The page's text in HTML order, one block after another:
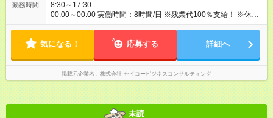
勤務時間
8:30～17:30
00:00～00:00 実働時間：8時間/日 ※残業代100％支給！ ※休日
出勤は発生した場合は、振替休日の取得が可能です。
気になる！ 応募する 詳細へ
掲載元企業名 株式会社 セイコービジネスコンサルティング
未読